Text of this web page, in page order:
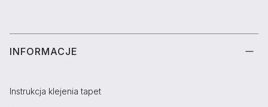
INFORMACJE
Instrukcja klejenia tapet